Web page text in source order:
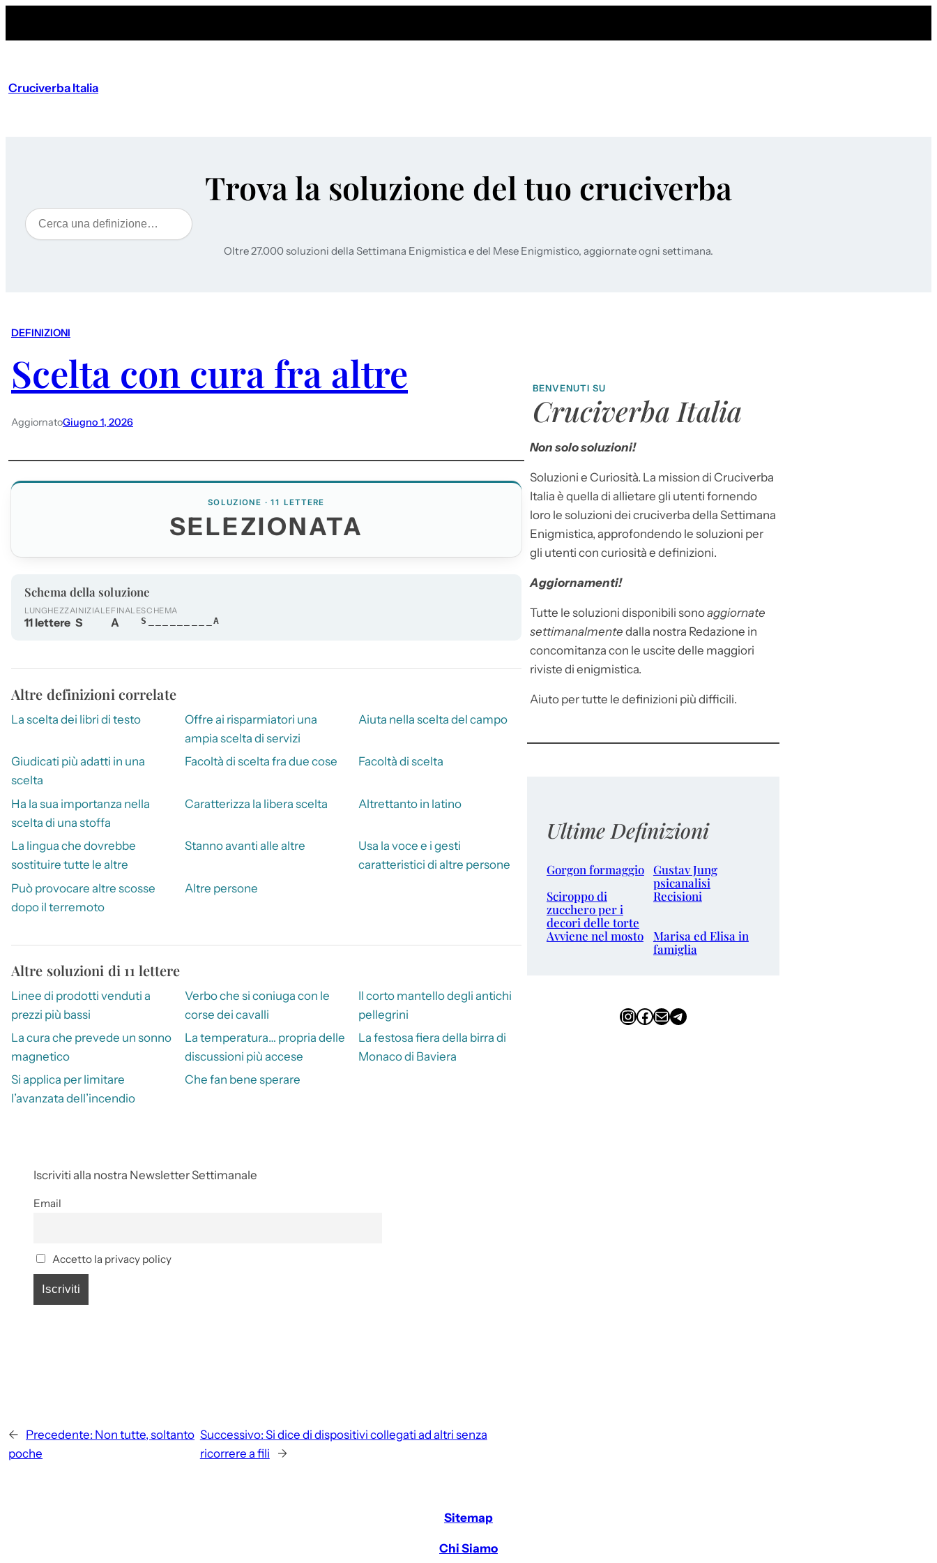
Cruciverba Italia
Trova la soluzione del tuo cruciverba
Cerca
Oltre 27.000 soluzioni della Settimana Enigmistica e del Mese Enigmistico, aggiornate ogni settimana.
DEFINIZIONI
Scelta con cura fra altre
AggiornatoGiugno 1, 2026
SOLUZIONE · 11 LETTERE
SELEZIONATA
Schema della soluzione
LUNGHEZZA
11 lettere
INIZIALE
S
FINALE
A
SCHEMA
S_________A
Altre definizioni correlate
La scelta dei libri di testo
Offre ai risparmiatori una
ampia scelta di servizi
Aiuta nella scelta del campo
Giudicati più adatti in una
scelta
Facoltà di scelta fra due cose Facoltà di scelta
Ha la sua importanza nella
scelta di una stoffa
Caratterizza la libera scelta Altrettanto in latino
La lingua che dovrebbe
sostituire tutte le altre
Stanno avanti alle altre
Usa la voce e i gesti
caratteristici di altre persone
Può provocare altre scosse
dopo il terremoto
Altre persone
Altre soluzioni di 11 lettere
Linee di prodotti venduti a
prezzi più bassi
Verbo che si coniuga con le
corse dei cavalli
Il corto mantello degli antichi
pellegrini
La cura che prevede un sonno
magnetico
La temperatura… propria delle
discussioni più accese
La festosa fiera della birra di
Monaco di Baviera
Si applica per limitare
l’avanzata dell’incendio
Che fan bene sperare
Iscriviti alla nostra Newsletter Settimanale
Email
Accetto la privacy policy
← Precedente: Non tutte, soltanto
poche
Successivo: Si dice di dispositivi collegati ad altri senza
ricorrere a fili
→
BENVENUTI SU
Cruciverba Italia
Non solo soluzioni!
Soluzioni e Curiosità. La mission di Cruciverba
Italia è quella di allietare gli utenti fornendo
loro le soluzioni dei cruciverba della Settimana
Enigmistica, approfondendo le soluzioni per
gli utenti con curiosità e definizioni.
Aggiornamenti!
Tutte le soluzioni disponibili sonoaggiornate
settimanalmente dalla nostra Redazione in
concomitanza con le uscite delle maggiori
riviste di enigmistica.
Aiuto per tutte le definizioni più difficili.
Ultime Definizioni
Gorgon formaggio Gustav Jung
psicanalisi
Sciroppo di
zucchero per i
decori delle torte
Recisioni
Avviene nel mosto
Marisa ed Elisa in
famiglia
InstagramFacebook Email Telegram
Sitemap
Chi Siamo